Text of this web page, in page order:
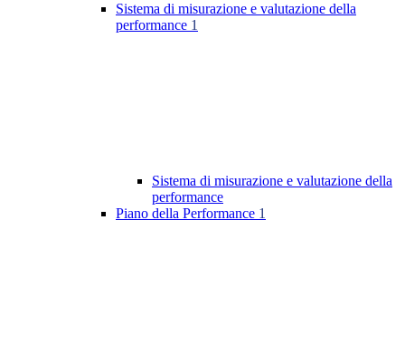
Sistema di misurazione e valutazione della
performance 1
Sistema di misurazione e valutazione della
performance
Piano della Performance 1